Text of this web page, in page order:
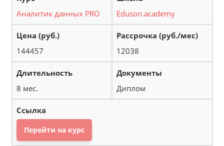
Аналитик данных PRO Eduson.academy
144457 12038
8 мес. Диплом
Перейти на курс